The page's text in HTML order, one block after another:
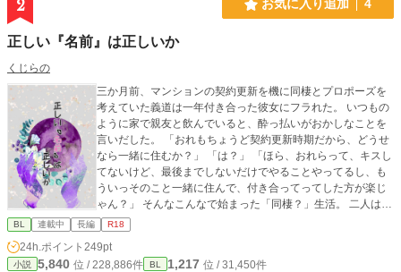
2 お気に入り追加 4
正しい『名前』は正しいか
くじらの
三か月前、マンションの契約更新を機に同棲とプロポーズを
考えていた義道は一年付き合った彼女にフラれた。 いつもの
ように家で親友と飲んでいると、酔っ払いがおかしなことを
言いだした。 「おれもちょうど契約更新時期だから、どうせ
なら一緒に住むか？」 「は？」 「ほら、おれらって、キスし
てないけど、最後までしないだけでやることやってるし、も
ういっそのこと一緒に住んで、付き合ってってした方が楽じ
ゃん？」 そんなこんなで始まった「同棲？」生活。 二人は今
更ながらに「恋愛」と「友愛」について考える。 考えなしの
自称直感派と 考えるけどめんどくさくなって途中で忘れる男
の 恋愛なんちゃって哲学同棲ラブコメ
BL 連載中 長編 R18
24h.ポイント 249pt
小説 5,840 位 / 228,886件 BL 1,217 位 / 31,450件